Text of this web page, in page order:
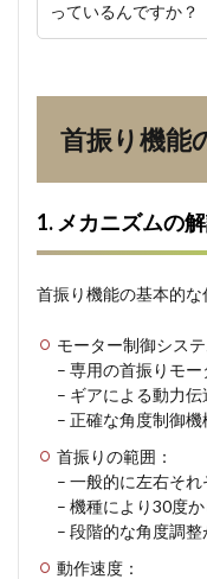
的な
活用
3.1
1. 基
本的
のポ
イン
ト
3.2
節や
時間
帯に
よる
使い
4
扇風
機と
コン
っているんですか？
首振り機能
1. メカニズムの
首振り機能の基本的な
モーター制御システ
– 専用の首振りモ
– ギアによる動力伝
– 正確な角度制御機
首振りの範囲：
– 一般的に左右そ
– 機種により30度
– 段階的な角度調整
動作速度：